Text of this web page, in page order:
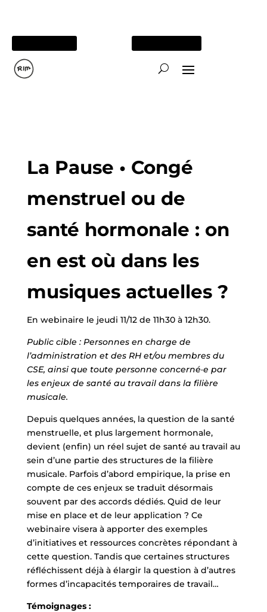
La Pause • Congé
menstruel ou de
santé hormonale : on
en est où dans les
musiques actuelles ?
En webinaire le jeudi 11/12 de 11h30 à 12h30.
Public cible : Personnes en charge de
l’administration et des RH et/ou membres du
CSE, ainsi que toute personne concerné·e par
les enjeux de santé au travail dans la filière
musicale.
Depuis quelques années, la question de la santé
menstruelle, et plus largement hormonale,
devient (enfin) un réel sujet de santé au travail au
sein d’une partie des structures de la filière
musicale. Parfois d’abord empirique, la prise en
compte de ces enjeux se traduit désormais
souvent par des accords dédiés. Quid de leur
mise en place et de leur application ? Ce
webinaire visera à apporter des exemples
d’initiatives et ressources concrètes répondant à
cette question. Tandis que certaines structures
réfléchissent déjà à élargir la question à d’autres
formes d’incapacités temporaires de travail…
Témoignages :